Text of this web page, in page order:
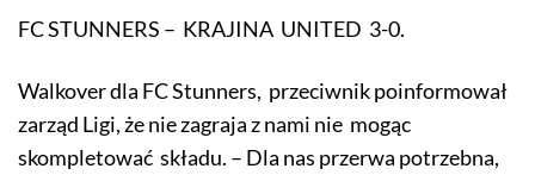
FC STUNNERS – KRAJINA UNITED 3-0.
Walkover dla FC Stunners, przeciwnik poinformował
zarząd Ligi, że nie zagraja z nami nie mogąc
skompletować składu. – Dla nas przerwa potrzebna,